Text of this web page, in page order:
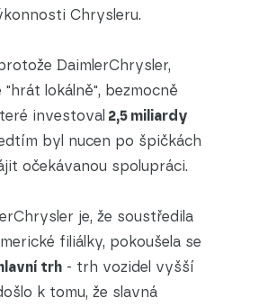
Chrysleru.
DaimlerChrysler,
lokálně", bezmocně
investoval 2,5 miliardy
byl nucen po špičkách
očekávanou spolupráci.
je, že soustředila
filiálky, pokoušela se
hlavní trh - trh vozidel vyšší
k tomu, že slavná